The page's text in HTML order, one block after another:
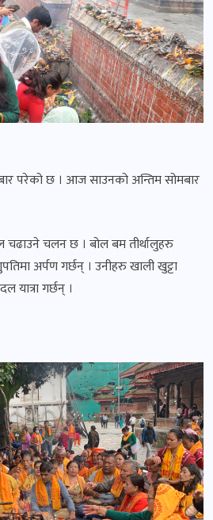
परेको छ । आज साउनको अन्तिम सोमबार
चलन छ । बोल बम तीर्थालुहरु
अर्पण गर्छन् । उनीहरु खाली खुट्टा
गर्छन् ।